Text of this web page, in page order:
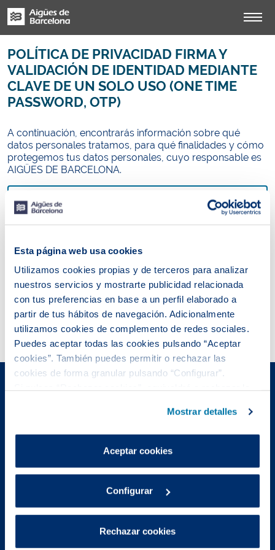
Esta página web usa cookies
Utilizamos cookies propias y de terceros para analizar
nuestros servicios y mostrarte publicidad relacionada
con tus preferencias en base a un perfil elaborado a
partir de tus hábitos de navegación. Adicionalmente
utilizamos cookies de complemento de redes sociales.
Puedes aceptar todas las cookies pulsando “Aceptar
cookies”. También puedes permitir o rechazar las
cookies de forma granular pulsando “Configurar”.
son indispensables para que el sitio web funcione y que
por tanto no se pueden desactivar.
Puedes consultar más información en nuestra
Mostrar detalles
Aceptar cookies
Configurar
Rechazar cookies
POLÍTICA DE PRIVACIDAD FIRMA Y
VALIDACIÓN DE IDENTIDAD MEDIANTE
CLAVE DE UN SOLO USO (ONE TIME
PASSWORD, OTP)
A continuación, encontrarás información sobre qué
datos personales tratamos, para qué finalidades y cómo
protegemos tus datos personales, cuyo responsable es
AIGÜES DE BARCELONA.
PARA CLIENTES Y USUARIOS DEL
PARA OTROS INTERESADOS
DISTINTOS A CLIENTES Y USUARIOS
DEL SERVICIO DE ABASTECIMIENTO
Web Corporativa
Área de Clientes
Web Aigües de Barcelona
Municipios
Aviso legal